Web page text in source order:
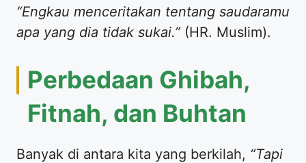
“Engkau menceritakan tentang saudaramu
apa yang dia tidak sukai.” (HR. Muslim).
Perbedaan Ghibah,
Fitnah, dan Buhtan
Banyak di antara kita yang berkilah, “Tapi